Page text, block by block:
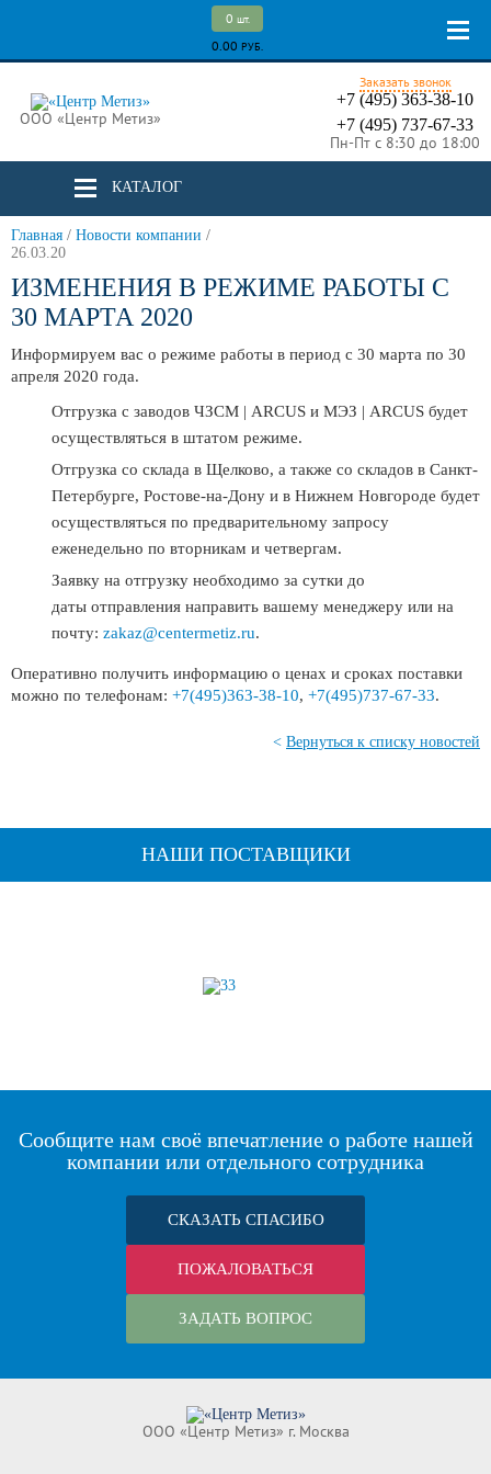
0 шт.
0.00 РУБ.
ООО «Центр Метиз»
Заказать звонок
+7 (495) 363-38-10
+7 (495) 737-67-33
Пн-Пт с 8:30 до 18:00
КАТАЛОГ
Главная / Новости компании /
26.03.20
ИЗМЕНЕНИЯ В РЕЖИМЕ РАБОТЫ С
30 МАРТА 2020
Информируем вас о режиме работы в период с 30 марта по 30
апреля 2020 года.
Отгрузка с заводов ЧЗСМ | ARCUS и МЭЗ | ARCUS будет
осуществляться в штатом режиме.
Отгрузка со склада в Щелково, а также со складов в Санкт-
Петербурге, Ростове-на-Дону и в Нижнем Новгороде будет
осуществляться по предварительному запросу
еженедельно по вторникам и четвергам.
Заявку на отгрузку необходимо за сутки до
даты отправления направить вашему менеджеру или на
почту: zakaz@centermetiz.ru.
Оперативно получить информацию о ценах и сроках поставки
можно по телефонам: +7(495)363-38-10, +7(495)737-67-33.
< Вернуться к списку новостей
НАШИ ПОСТАВЩИКИ
Сообщите нам своё впечатление о работе нашей
компании или отдельного сотрудника
СКАЗАТЬ СПАСИБО
ПОЖАЛОВАТЬСЯ
ЗАДАТЬ ВОПРОС
ООО «Центр Метиз» г. Москва